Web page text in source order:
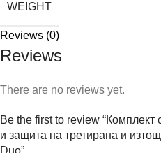
WEIGHT
Reviews (0)
Reviews
There are no reviews yet.
Be the first to review “Комплект
и защита на третирана и
Duo”